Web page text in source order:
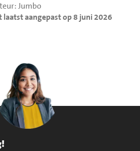
Jumbo
laatst aangepast op 8 juni 2026